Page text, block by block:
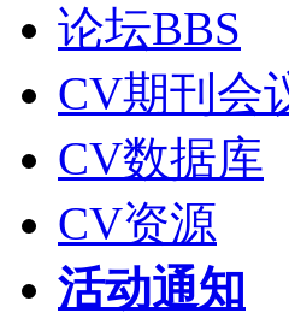
论坛BBS
CV期刊会
CV数据库
CV资源
活动通知